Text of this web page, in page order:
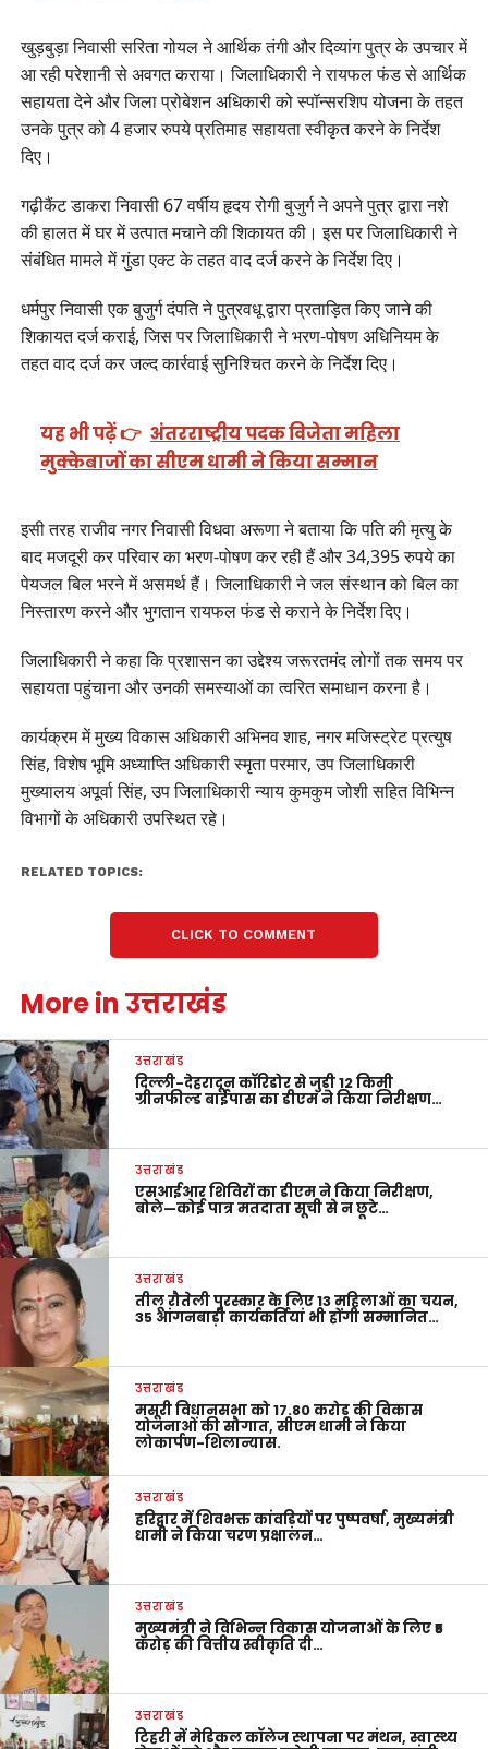
खुड़बुड़ा निवासी सरिता गोयल ने आर्थिक तंगी और दिव्यांग पुत्र के उपचार में
आ रही परेशानी से अवगत कराया। जिलाधिकारी ने रायफल फंड से आर्थिक
सहायता देने और जिला प्रोबेशन अधिकारी को स्पॉन्सरशिप योजना के तहत
उनके पुत्र को 4 हजार रुपये प्रतिमाह सहायता स्वीकृत करने के निर्देश
दिए।
गढ़ीकैंट डाकरा निवासी 67 वर्षीय हृदय रोगी बुजुर्ग ने अपने पुत्र द्वारा नशे
की हालत में घर में उत्पात मचाने की शिकायत की। इस पर जिलाधिकारी ने
संबंधित मामले में गुंडा एक्ट के तहत वाद दर्ज करने के निर्देश दिए।
धर्मपुर निवासी एक बुजुर्ग दंपति ने पुत्रवधू द्वारा प्रताड़ित किए जाने की
शिकायत दर्ज कराई, जिस पर जिलाधिकारी ने भरण-पोषण अधिनियम के
तहत वाद दर्ज कर जल्द कार्रवाई सुनिश्चित करने के निर्देश दिए।
यह भी पढ़ें 👉 अंतरराष्ट्रीय पदक विजेता महिला
मुक्केबाजों का सीएम धामी ने किया सम्मान
इसी तरह राजीव नगर निवासी विधवा अरूणा ने बताया कि पति की मृत्यु के
बाद मजदूरी कर परिवार का भरण-पोषण कर रही हैं और 34,395 रुपये का
पेयजल बिल भरने में असमर्थ हैं। जिलाधिकारी ने जल संस्थान को बिल का
निस्तारण करने और भुगतान रायफल फंड से कराने के निर्देश दिए।
जिलाधिकारी ने कहा कि प्रशासन का उद्देश्य जरूरतमंद लोगों तक समय पर
सहायता पहुंचाना और उनकी समस्याओं का त्वरित समाधान करना है।
कार्यक्रम में मुख्य विकास अधिकारी अभिनव शाह, नगर मजिस्ट्रेट प्रत्युष
सिंह, विशेष भूमि अध्याप्ति अधिकारी स्मृता परमार, उप जिलाधिकारी
मुख्यालय अपूर्वा सिंह, उप जिलाधिकारी न्याय कुमकुम जोशी सहित विभिन्न
विभागों के अधिकारी उपस्थित रहे।
RELATED TOPICS:
CLICK TO COMMENT
More in उत्तराखंड
उत्तराखंड
दिल्ली-देहरादून कॉरिडोर से जुड़ी 12 किमी
ग्रीनफील्ड बाईपास का डीएम ने किया निरीक्षण…
उत्तराखंड
एसआईआर शिविरों का डीएम ने किया निरीक्षण,
बोले—कोई पात्र मतदाता सूची से न छूटे…
उत्तराखंड
तीलू रौतेली पुरस्कार के लिए 13 महिलाओं का चयन,
35 आंगनबाड़ी कार्यकर्तियां भी होंगी सम्मानित…
उत्तराखंड
मसूरी विधानसभा को 17.80 करोड़ की विकास
योजनाओं की सौगात, सीएम धामी ने किया
लोकार्पण-शिलान्यास.
उत्तराखंड
हरिद्वार में शिवभक्त कांवड़ियों पर पुष्पवर्षा, मुख्यमंत्री
धामी ने किया चरण प्रक्षालन…
उत्तराखंड
मुख्यमंत्री ने विभिन्न विकास योजनाओं के लिए ₹5
करोड़ की वित्तीय स्वीकृति दी…
उत्तराखंड
टिहरी में मेडिकल कॉलेज स्थापना पर मंथन, स्वास्थ्य